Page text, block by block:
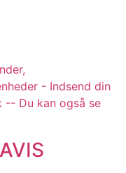
- Indsend din
-- Du kan også se
AVIS